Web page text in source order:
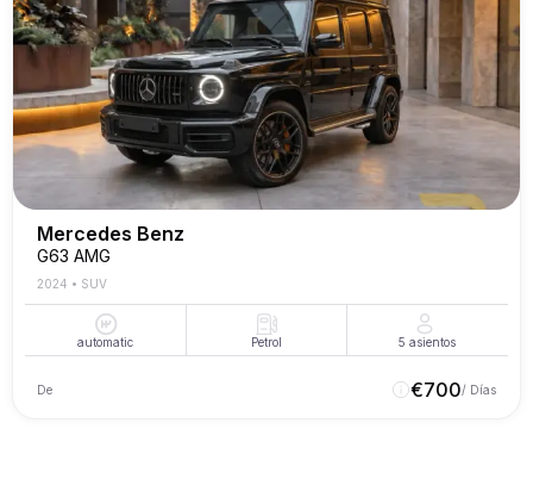
Mercedes Benz
G63 AMG
2024 • SUV
automatic Petrol 5 asientos
De €700/ Días